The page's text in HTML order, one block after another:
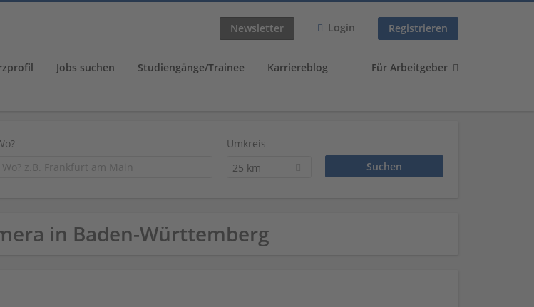
Newsletter Login Registrieren
Jobs suchen Studiengänge/Trainee Karriereblog Für Arbeitgeber
Umkreis
25 km
in Baden-Württemberg